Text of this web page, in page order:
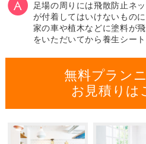
足場の周りには飛散防止ネ
が付着してはいけないもの
家の車や植木などに塗料が
をいただいてから養生シート
無料プラン
お見積りは